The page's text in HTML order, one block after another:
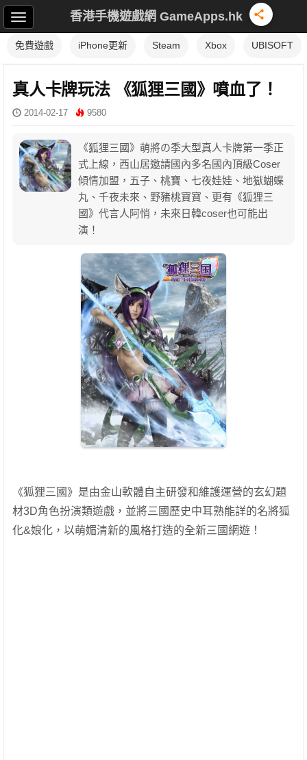
香港手機遊戲網 GameApps.hk
免費遊戲 iPhone更新 Steam Xbox UBISOFT
真人卡牌玩法 《狐狸三國》噴血了！
2014-02-17 9580
《狐狸三國》萌將の季大型真人卡牌第一季正
式上線，西山居邀請國內多名國內頂級Coser
傾情加盟，五子、桃寶、七夜娃娃、地獄蝴蝶
丸、千夜未來、野豬桃寶寶、更有《狐狸三
國》代言人阿悄，未來日韓coser也可能出
演！
《狐狸三國》是由金山軟體自主研發和維護運營的玄幻題
材3D角色扮演類遊戲，並將三國歷史中耳熟能詳的名將狐
化&娘化，以萌媚清新的風格打造的全新三國網遊！